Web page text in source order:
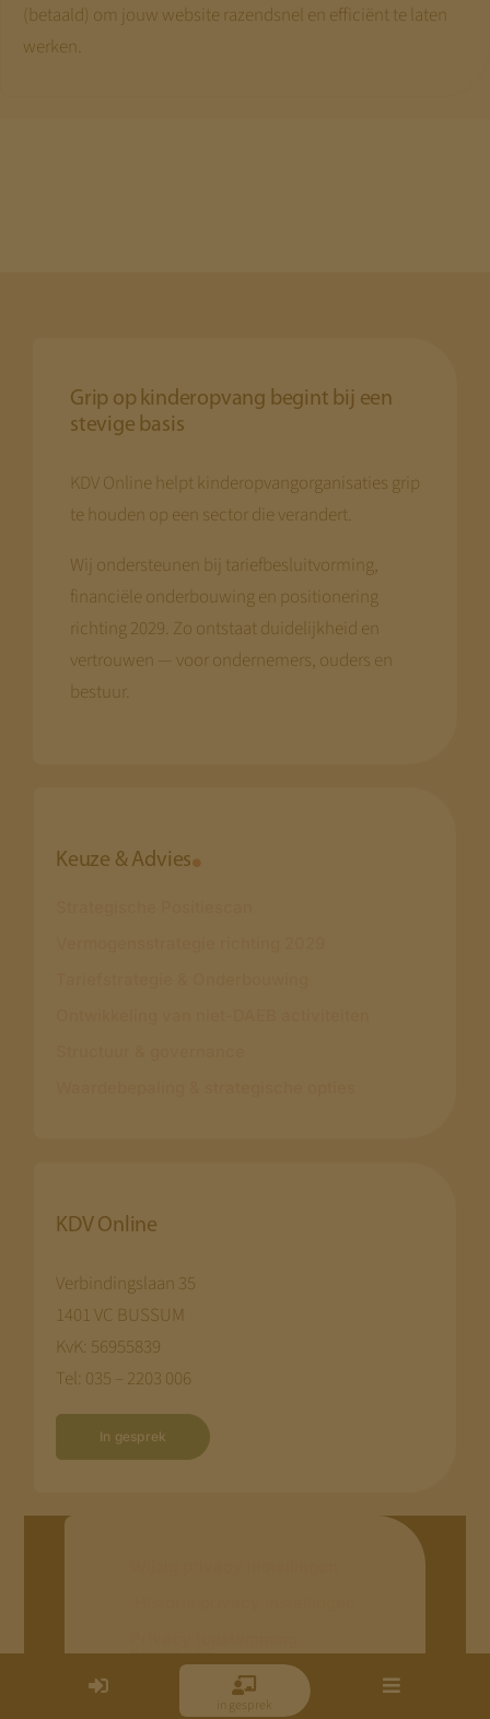
(betaald) om jouw website razendsnel en efficiënt te laten
werken.
Grip op kinderopvang begint bij een
stevige basis
KDV Online helpt kinderopvangorganisaties grip
te houden op een sector die verandert.
Wij ondersteunen bij tariefbesluitvorming,
financiële onderbouwing en positionering
richting 2029. Zo ontstaat duidelijkheid en
vertrouwen — voor ondernemers, ouders en
bestuur.
Keuze & Advies
KDV Online
Verbindingslaan 35
1401 VC BUSSUM
KvK: 56955839
Tel: 035 – 2203 006
In gesprek
herroepen
in gesprek